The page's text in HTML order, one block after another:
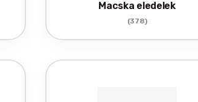
Macska eledelek
(378)